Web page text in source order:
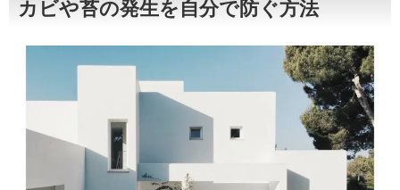
カビや苔の発生を自分で防ぐ方法